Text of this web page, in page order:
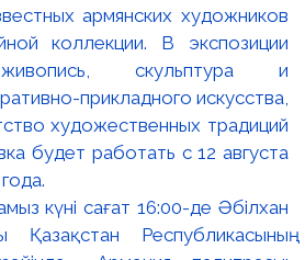
күні сағат 16:00-де Әбілхан
Қазақстан Республикасының